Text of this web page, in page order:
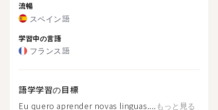
流暢
スペイン語
学習中の言語
フランス語
語学学習の目標
Eu quero aprender novas linguas.... もっと見る